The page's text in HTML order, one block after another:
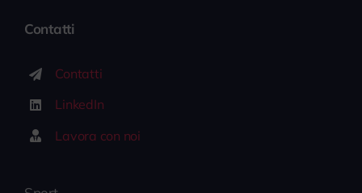
Contatti
Contatti
LinkedIn
Lavora con noi